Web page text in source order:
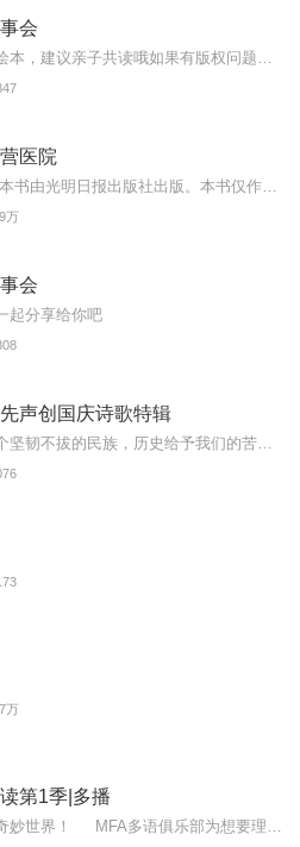
会
医院
万
会
起分享给你吧
声创国庆诗歌特辑
万
第1季|多播